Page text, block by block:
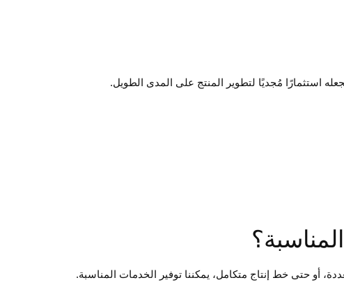
استثمارًا مُجديًا لتطوير المنتج على المدى الطويل.
أو حتى خط إنتاج متكامل، يمكننا توفير الخدمات المناسبة.